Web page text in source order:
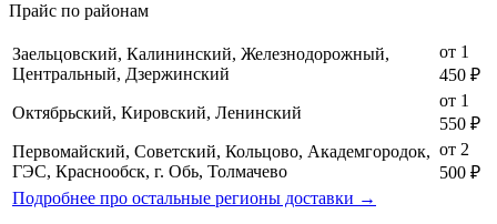
Прайс по районам
Заельцовский, Калининский, Железнодорожный,
Центральный, Дзержинский
от 1
450 ₽
Октябрьский, Кировский, Ленинский
от 1
550 ₽
Первомайский, Советский, Кольцово, Академгородок,
ГЭС, Краснообск, г. Обь, Толмачево
от 2
500 ₽
Подробнее про остальные регионы доставки →